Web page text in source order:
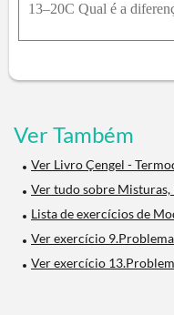
Ver Também
Ver Livro Çengel -
Ver tudo sobre Misturas,
Lista de exercícios de
Ver exercício
Ver exercício